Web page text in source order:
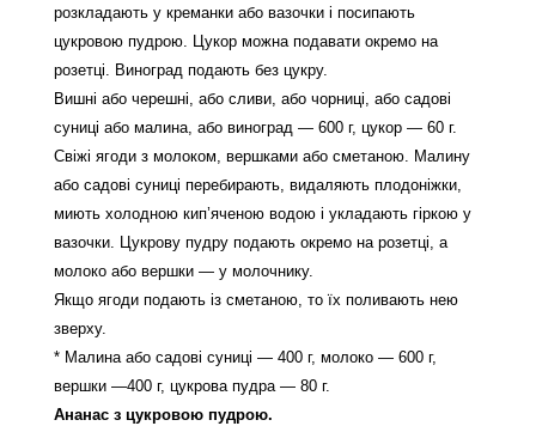
розкладають у креманки або вазочки і посипають
цукровою пудрою. Цукор можна подавати окремо на
розетці. Виноград подають без цукру.
Вишні або черешні, або сливи, або чорниці, або садові
суниці або малина, або виноград — 600 г, цукор — 60 г.
Свіжі ягоди з молоком, вершками або сметаною. Малину
або садові суниці перебирають, видаляють плодоніжки,
миють холодною кип’яченою водою і укладають гіркою у
вазочки. Цукрову пудру подають окремо на розетці, а
молоко або вершки — у молочнику.
Якщо ягоди подають із сметаною, то їх поливають нею
зверху.
* Малина або садові суниці — 400 г, молоко — 600 г,
вершки —400 г, цукрова пудра — 80 г.
Ананас з цукровою пудрою.